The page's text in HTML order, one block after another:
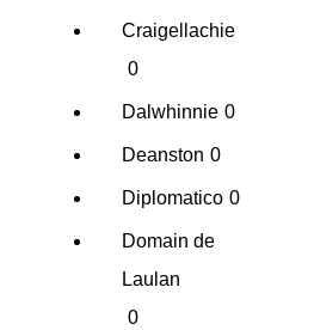
Craigellachie
0
Dalwhinnie 0
Deanston 0
Diplomatico 0
Domain de
Laulan
0